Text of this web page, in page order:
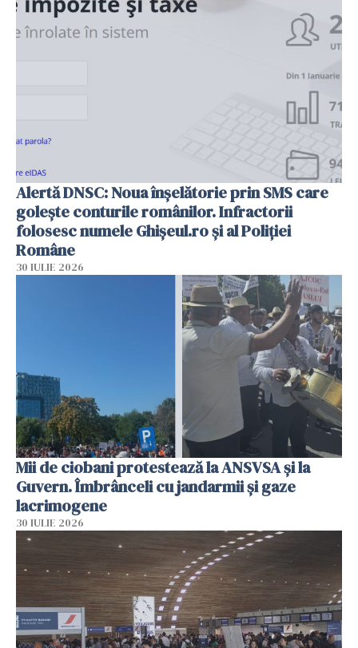
Alertă DNSC: Noua înșelătorie prin SMS care
golește conturile românilor. Infractorii
folosesc numele Ghișeul.ro și al Poliției
Române
30 IULIE 2026
Mii de ciobani protestează la ANSVSA și la
Guvern. Îmbrânceli cu jandarmii și gaze
lacrimogene
30 IULIE 2026